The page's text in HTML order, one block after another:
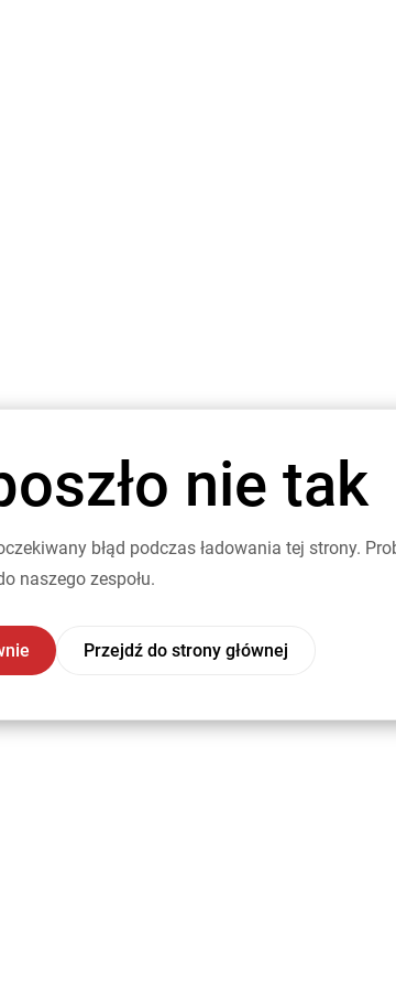
nie tak
błąd podczas ładowania tej strony.
naszego zespołu.
Przejdź do strony głównej